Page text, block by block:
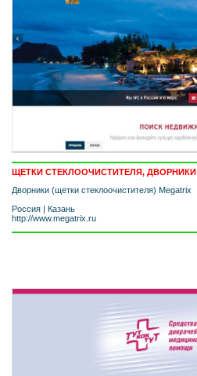
ЩЕТКИ СТЕКЛООЧИСТИТЕЛЯ, ДВОРНИКИ
Дворники (щетки стеклоочистителя) Megatrix
Россия | Казань
http://www.megatrix.ru